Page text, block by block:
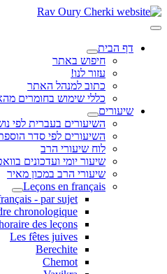
דף הבית
חיפוש באתר
עזור לנו!
כתוב למנהל האתר
כללי שימוש בחומרים
שיעורים
השיעורים בעברית לפי
השיעורים לפי סדר
לוח שיעורי הרב
שיעור יומי ועדכונים
שיעורי הרב במכון מאיר
Leçons en français
- par sujet
chronologique
des leçons
Les fêtes juives
Berechite
Chemot